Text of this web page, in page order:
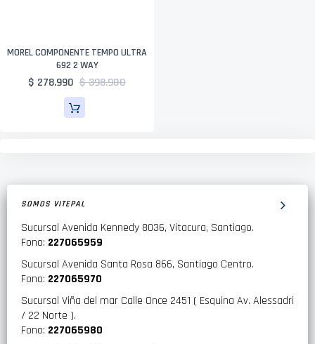
MOREL COMPONENTE TEMPO ULTRA
692 2 WAY
$ 278.990 $ 398.900
SOMOS VITEPAL
Sucursal Avenida Kennedy 8036, Vitacura, Santiago.
Fono: 227065959
Sucursal Avenida Santa Rosa 866, Santiago Centro.
Fono: 227065970
Sucursal Viña del mar Calle Once 2451 ( Esquina Av. Alessadri
/ 22 Norte ).
Fono: 227065980